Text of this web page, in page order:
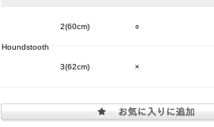
Houndstooth
2(60cm) ○
3(62cm) ×